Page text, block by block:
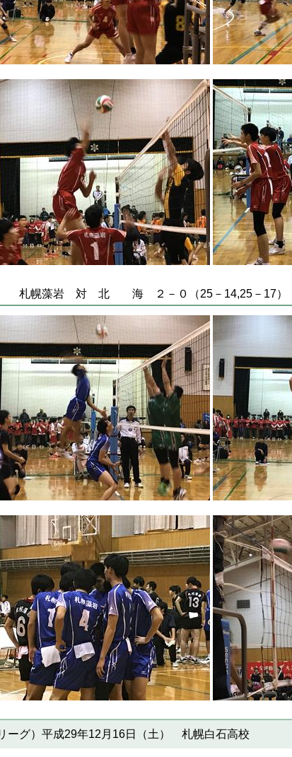
札幌藻岩 対 北 海 ２－０（25－14,25－17）
リーグ）平成29年12月16日（土） 札幌白石高校